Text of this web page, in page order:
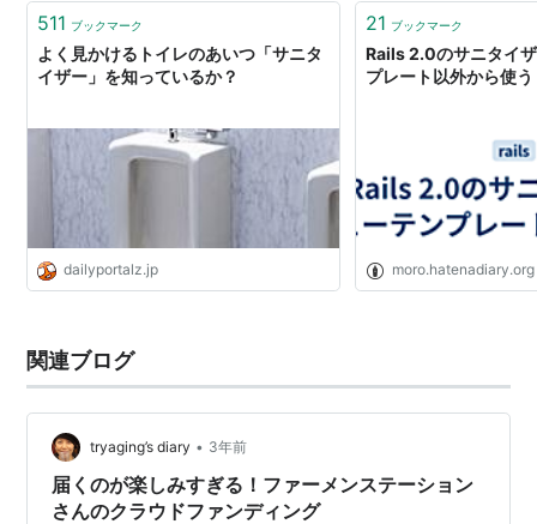
用するたび蓄積したニオイがプワンと再…
511 ブックマーク
よく見かけるトイレのあいつ「サニタ
イザー」を知っているか？
dailyportalz.jp
21 ブックマーク
Rails 2.0のサニタイ
プレート以外から使
moro.hatenadiary.org
関連ブログ
tryaging’s diary • 3年前
届くのが楽しみすぎる！ファーメンステーション
さんのクラウドファンディング